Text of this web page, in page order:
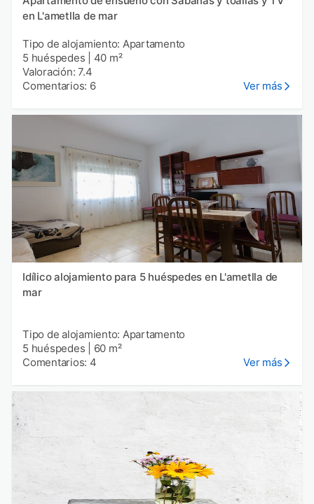
en L'ametlla de mar
Tipo de alojamiento: Apartamento
5 huéspedes
40 m²
Valoración: 7.4
Comentarios: 6
Ver más
Idílico alojamiento para 5 huéspedes en L'ametlla de
mar
Tipo de alojamiento: Apartamento
5 huéspedes
60 m²
Comentarios: 4
Ver más